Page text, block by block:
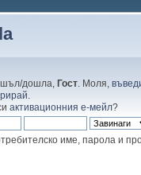
дошла, Гост . Моля,
активационния е-мейл?
име, парола и